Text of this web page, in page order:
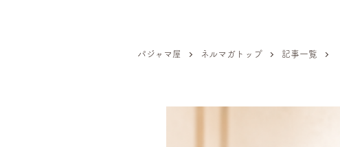
パジャマ屋 ネルマガトップ 記事一覧